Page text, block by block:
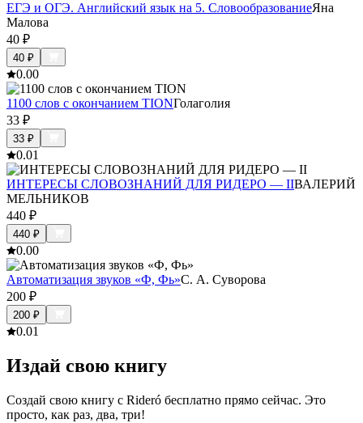
ЕГЭ и ОГЭ. Английский язык на 5. СловообразованиеЯна
Малова
40 ₽
40 ₽
0.00
1100 слов с окончанием TIONГолаголия
33 ₽
33 ₽
0.01
ИНТЕРЕСЫ СЛОВОЗНАНИЙ ДЛЯ РИДЕРО — IIВАЛЕРИЙ
МЕЛЬНИКОВ
440 ₽
440 ₽
0.00
Автоматизация звуков «Ф, Фь»С. А. Суворова
200 ₽
200 ₽
0.01
Издай свою книгу
Создай свою книгу с Rideró бесплатно прямо сейчас. Это
просто, как раз, два, три!